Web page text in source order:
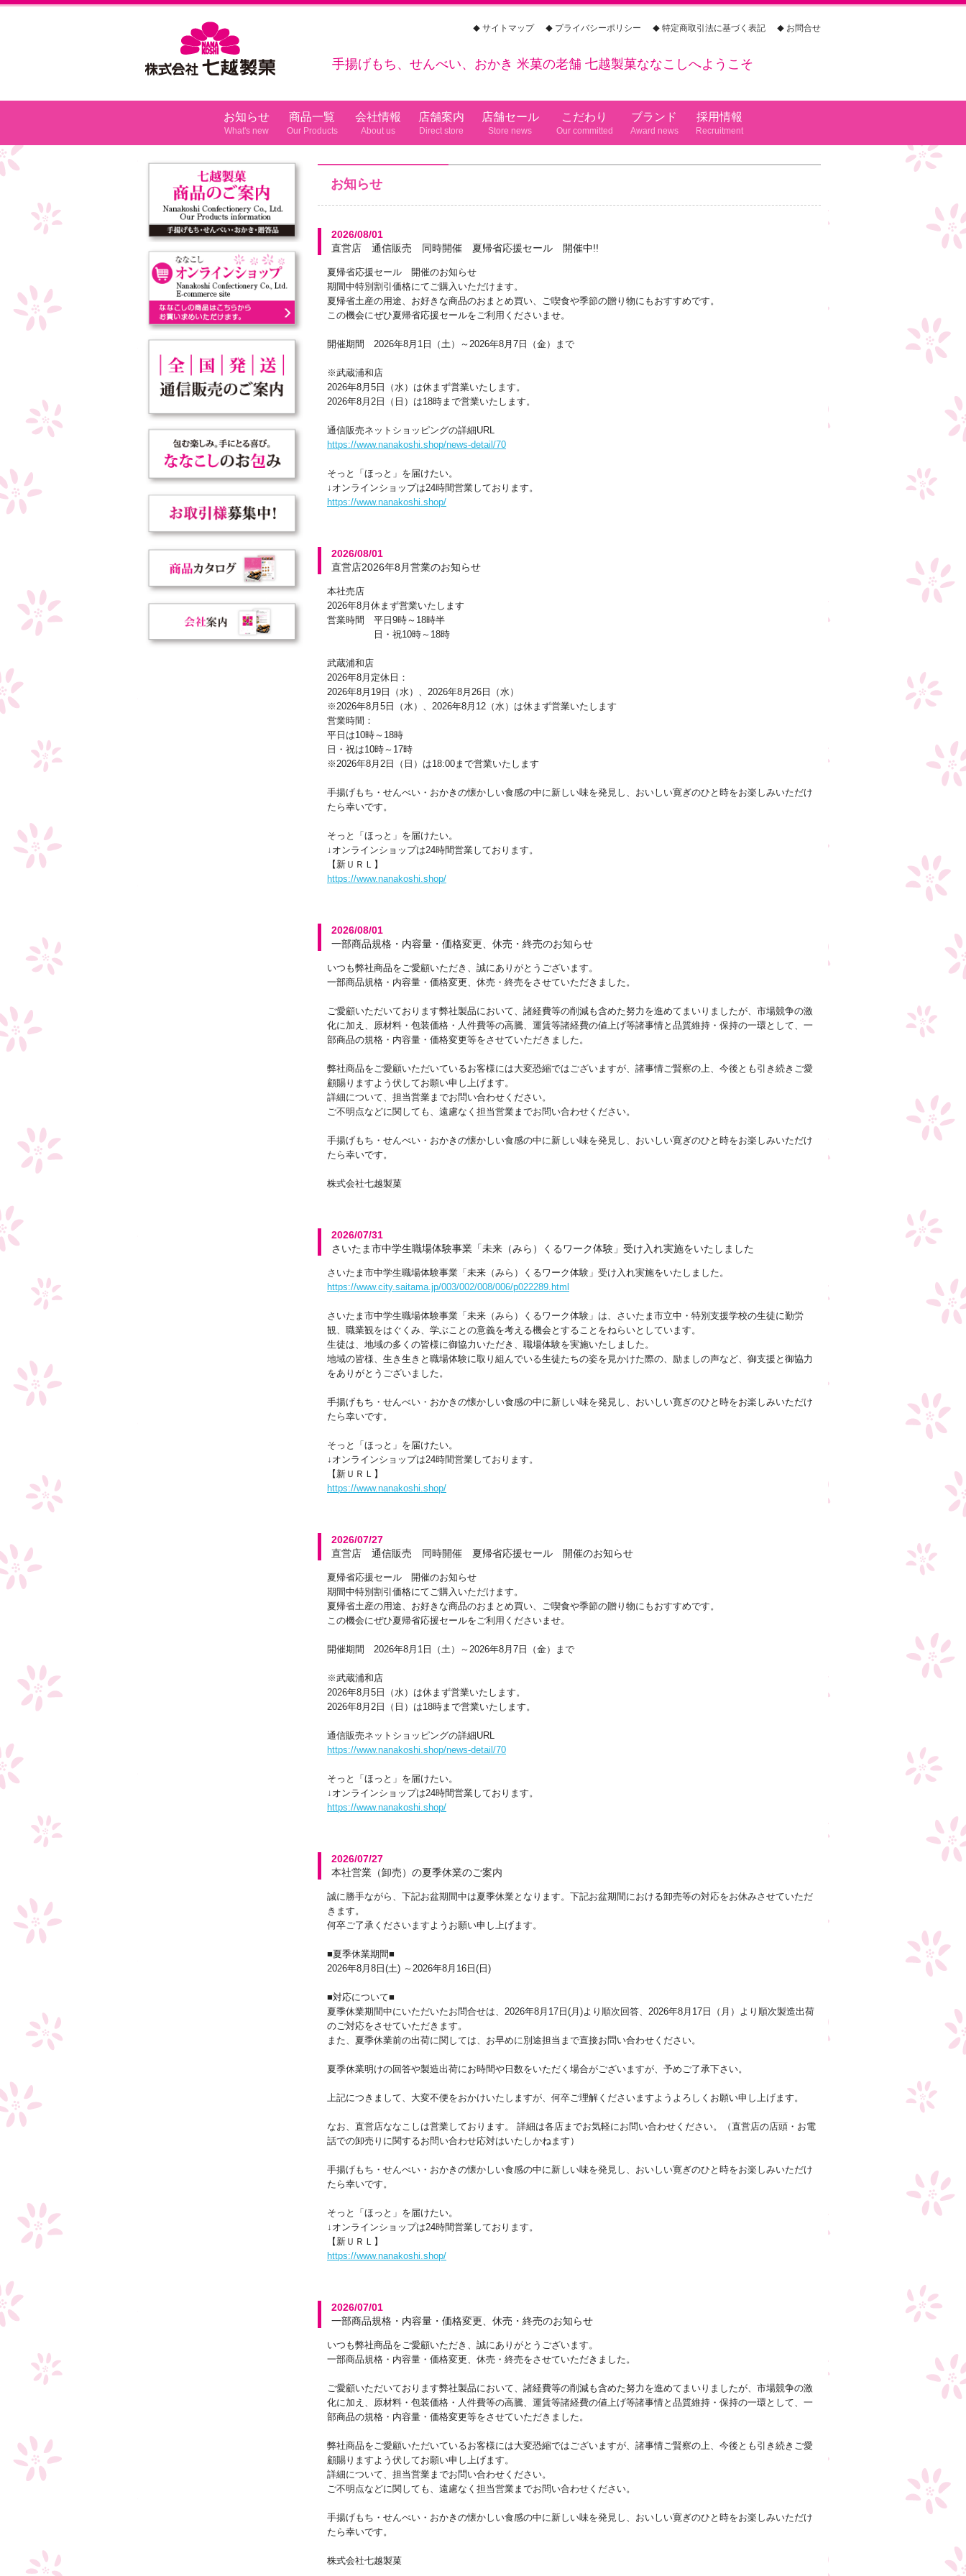
手揚げもち、せんべい、おかき 米菓の老舗 七越製菓ななこしへようこそ
サイトマップ プライバシーポリシー 特定商取引法に基づく表記 お問合せ
お知らせ 商品一覧 会社情報 店舗案内 店舗セール こだわり ブランド 採用情報
お知らせ
2026/08/01
直営店 通信販売 同時開催 夏帰省応援セール 開催中!!
夏帰省応援セール 開催のお知らせ
期間中特別割引価格にてご購入いただけます。
夏帰省土産の用途、お好きな商品のおまとめ買い、ご喫食や季節の贈り物にもおすすめです。
この機会にぜひ夏帰省応援セールをご利用くださいませ。
開催期間 2026年8月1日（土）～2026年8月7日（金）まで
※武蔵浦和店
2026年8月5日（水）は休まず営業いたします。
2026年8月2日（日）は18時まで営業いたします。
通信販売ネットショッピングの詳細URL
https://www.nanakoshi.shop/news-detail/70
そっと「ほっと」を届けたい。
↓オンラインショップは24時間営業しております。
https://www.nanakoshi.shop/
2026/08/01
直営店2026年8月営業のお知らせ
本社売店
2026年8月休まず営業いたします
営業時間 平日9時～18時半
日・祝10時～18時
武蔵浦和店
2026年8月定休日：
2026年8月19日（水）、2026年8月26日（水）
※2026年8月5日（水）、2026年8月12（水）は休まず営業いたします
営業時間：
平日は10時～18時
日・祝は10時～17時
※2026年8月2日（日）は18:00まで営業いたします
手揚げもち・せんべい・おかきの懐かしい食感の中に新しい味を発見し、おいしい寛ぎのひと時をお楽しみいただけ
たら幸いです。
そっと「ほっと」を届けたい。
↓オンラインショップは24時間営業しております。
【新ＵＲＬ】
https://www.nanakoshi.shop/
2026/08/01
一部商品規格・内容量・価格変更、休売・終売のお知らせ
いつも弊社商品をご愛顧いただき、誠にありがとうございます。
一部商品規格・内容量・価格変更、休売・終売をさせていただきました。
ご愛顧いただいております弊社製品において、諸経費等の削減も含めた努力を進めてまいりましたが、市場競争の激
化に加え、原材料・包装価格・人件費等の高騰、運賃等諸経費の値上げ等諸事情と品質維持・保持の一環として、一
部商品の規格・内容量・価格変更等をさせていただきました。
弊社商品をご愛顧いただいているお客様には大変恐縮ではございますが、諸事情ご賢察の上、今後とも引き続きご愛
顧賜りますよう伏してお願い申し上げます。
詳細について、担当営業までお問い合わせください。
ご不明点などに関しても、遠慮なく担当営業までお問い合わせください。
手揚げもち・せんべい・おかきの懐かしい食感の中に新しい味を発見し、おいしい寛ぎのひと時をお楽しみいただけ
たら幸いです。
株式会社七越製菓
2026/07/31
さいたま市中学生職場体験事業「未来（みら）くるワーク体験」受け入れ実施をいたしました
さいたま市中学生職場体験事業「未来（みら）くるワーク体験」受け入れ実施をいたしました。
https://www.city.saitama.jp/003/002/008/006/p022289.html
さいたま市中学生職場体験事業「未来（みら）くるワーク体験」は、さいたま市立中・特別支援学校の生徒に勤労
観、職業観をはぐくみ、学ぶことの意義を考える機会とすることをねらいとしています。
生徒は、地域の多くの皆様に御協力いただき、職場体験を実施いたしました。
地域の皆様、生き生きと職場体験に取り組んでいる生徒たちの姿を見かけた際の、励ましの声など、御支援と御協力
をありがとうございました。
手揚げもち・せんべい・おかきの懐かしい食感の中に新しい味を発見し、おいしい寛ぎのひと時をお楽しみいただけ
たら幸いです。
そっと「ほっと」を届けたい。
↓オンラインショップは24時間営業しております。
【新ＵＲＬ】
https://www.nanakoshi.shop/
2026/07/27
直営店 通信販売 同時開催 夏帰省応援セール 開催のお知らせ
夏帰省応援セール 開催のお知らせ
期間中特別割引価格にてご購入いただけます。
夏帰省土産の用途、お好きな商品のおまとめ買い、ご喫食や季節の贈り物にもおすすめです。
この機会にぜひ夏帰省応援セールをご利用くださいませ。
開催期間 2026年8月1日（土）～2026年8月7日（金）まで
※武蔵浦和店
2026年8月5日（水）は休まず営業いたします。
2026年8月2日（日）は18時まで営業いたします。
通信販売ネットショッピングの詳細URL
https://www.nanakoshi.shop/news-detail/70
そっと「ほっと」を届けたい。
↓オンラインショップは24時間営業しております。
https://www.nanakoshi.shop/
2026/07/27
本社営業（卸売）の夏季休業のご案内
誠に勝手ながら、下記お盆期間中は夏季休業となります。下記お盆期間における卸売等の対応をお休みさせていただ
きます。
何卒ご了承くださいますようお願い申し上げます。
■夏季休業期間■
2026年8月8日(土) ～2026年8月16日(日)
■対応について■
夏季休業期間中にいただいたお問合せは、2026年8月17日(月)より順次回答、2026年8月17日（月）より順次製造出荷
のご対応をさせていただきます。
また、夏季休業前の出荷に関しては、お早めに別途担当まで直接お問い合わせください。
夏季休業明けの回答や製造出荷にお時間や日数をいただく場合がございますが、予めご了承下さい。
上記につきまして、大変不便をおかけいたしますが、何卒ご理解くださいますようよろしくお願い申し上げます。
なお、直営店ななこしは営業しております。 詳細は各店までお気軽にお問い合わせください。（直営店の店頭・お電
話での卸売りに関するお問い合わせ応対はいたしかねます）
手揚げもち・せんべい・おかきの懐かしい食感の中に新しい味を発見し、おいしい寛ぎのひと時をお楽しみいただけ
たら幸いです。
そっと「ほっと」を届けたい。
↓オンラインショップは24時間営業しております。
【新ＵＲＬ】
https://www.nanakoshi.shop/
2026/07/01
一部商品規格・内容量・価格変更、休売・終売のお知らせ
いつも弊社商品をご愛顧いただき、誠にありがとうございます。
一部商品規格・内容量・価格変更、休売・終売をさせていただきました。
ご愛顧いただいております弊社製品において、諸経費等の削減も含めた努力を進めてまいりましたが、市場競争の激
化に加え、原材料・包装価格・人件費等の高騰、運賃等諸経費の値上げ等諸事情と品質維持・保持の一環として、一
部商品の規格・内容量・価格変更等をさせていただきました。
弊社商品をご愛顧いただいているお客様には大変恐縮ではございますが、諸事情ご賢察の上、今後とも引き続きご愛
顧賜りますよう伏してお願い申し上げます。
詳細について、担当営業までお問い合わせください。
ご不明点などに関しても、遠慮なく担当営業までお問い合わせください。
手揚げもち・せんべい・おかきの懐かしい食感の中に新しい味を発見し、おいしい寛ぎのひと時をお楽しみいただけ
たら幸いです。
株式会社七越製菓